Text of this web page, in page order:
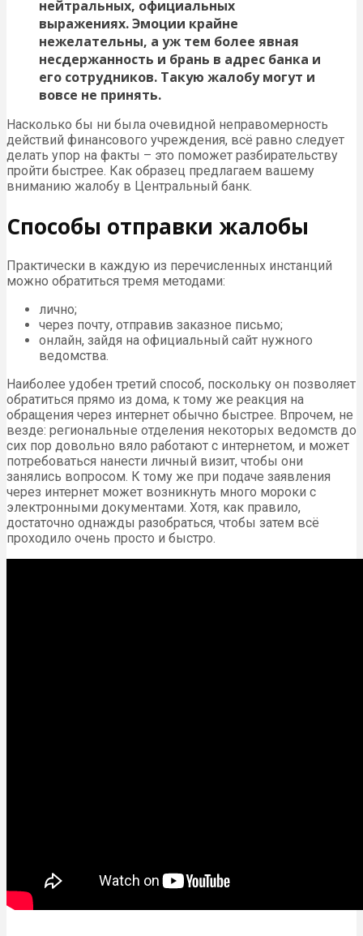
нейтральных, официальных
выражениях. Эмоции крайне
нежелательны, а уж тем более явная
несдержанность и брань в адрес банка и
его сотрудников. Такую жалобу могут и
вовсе не принять.
Насколько бы ни была очевидной неправомерность
действий финансового учреждения, всё равно следует
делать упор на факты – это поможет разбирательству
пройти быстрее. Как образец предлагаем вашему
вниманию жалобу в Центральный банк.
Способы отправки жалобы
Практически в каждую из перечисленных инстанций
можно обратиться тремя методами:
лично;
через почту, отправив заказное письмо;
онлайн, зайдя на официальный сайт нужного
ведомства.
Наиболее удобен третий способ, поскольку он позволяет
обратиться прямо из дома, к тому же реакция на
обращения через интернет обычно быстрее. Впрочем, не
везде: региональные отделения некоторых ведомств до
сих пор довольно вяло работают с интернетом, и может
потребоваться нанести личный визит, чтобы они
занялись вопросом. К тому же при подаче заявления
через интернет может возникнуть много мороки с
электронными документами. Хотя, как правило,
достаточно однажды разобраться, чтобы затем всё
проходило очень просто и быстро.